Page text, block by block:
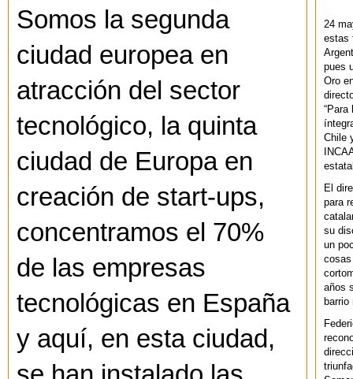
Somos la segunda
ciudad europea en
atracción del sector
tecnológico, la quinta
ciudad de Europa en
creación de start-ups,
concentramos el 70%
de las empresas
tecnológicas en España
y aquí, en esta ciudad,
24
estas
pues
Oro
“Para
Chile
El
para
su
un
cosas
años